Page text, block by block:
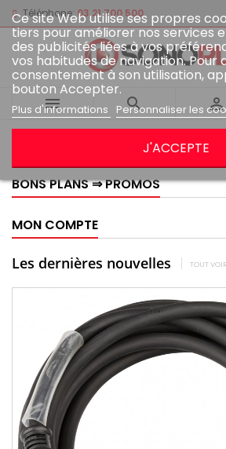
Téléphone: 03 21 700 500
Ce site Web utilise ses propres
tiers pour améliorer nos services
des publicités liées à vos
vos habitudes de navigation. Pour
consentement à son utilisation,
bouton Accepter.
Plus d'informations Personnaliser les
J'ACCEPTE
  
BONS PLANS ⇒ PROMOS
MON COMPTE
Les dernières nouvelles TOUT VOIR